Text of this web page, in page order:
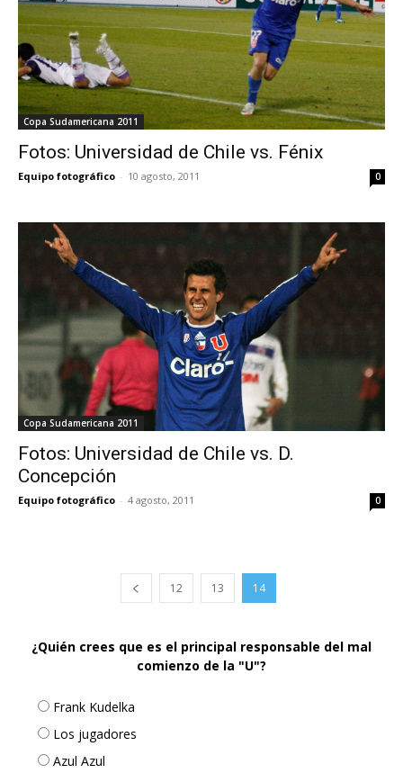
Copa Sudamericana 2011
Fotos: Universidad de Chile vs. Fénix
Equipo fotográfico - 10 agosto, 2011 0
Copa Sudamericana 2011
Fotos: Universidad de Chile vs. D.
Concepción
Equipo fotográfico - 4 agosto, 2011 0
12 13 14
¿Quién crees que es el principal responsable del mal
comienzo de la "U"?
Frank Kudelka
Los jugadores
Azul Azul